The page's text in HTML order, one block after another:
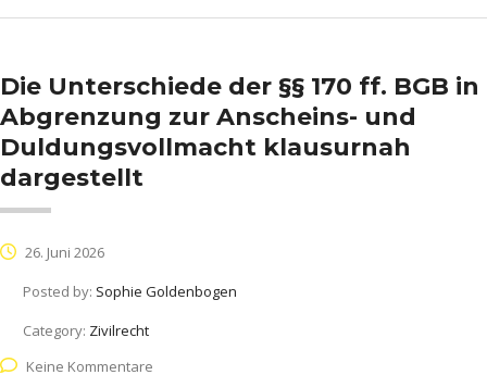
Die Unterschiede der §§ 170 ff. BGB in
Abgrenzung zur Anscheins- und
Duldungsvollmacht klausurnah
dargestellt
26. Juni 2026
Posted by: Sophie Goldenbogen
Category: Zivilrecht
Keine Kommentare